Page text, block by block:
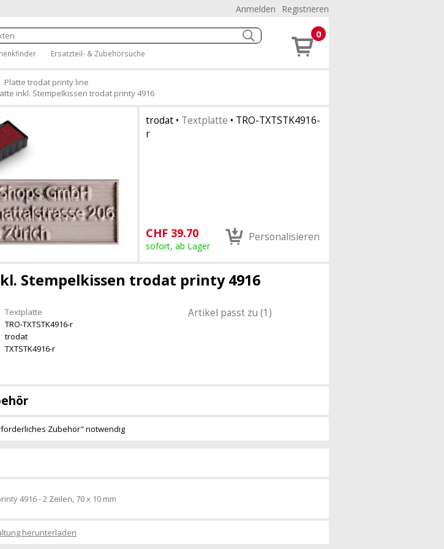
Anmelden Registrieren
Ersatzteil- & Zubehörsuche
0
Platte trodat printy line
inkl. Stempelkissen trodat printy 4916
trodat• Textplatte • TRO-TXTSTK4916-
r
CHF 39.70
sofort, ab Lager
Personalisieren
Stempelkissen trodat printy 4916
Textplatte
TRO-TXTSTK4916-r
trodat
TXTSTK4916-r
Artikel passt zu (1)
Zubehör" notwendig
4916 - 2 Zeilen, 70 x 10 mm
herunterladen